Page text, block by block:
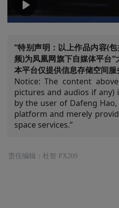
00:00
“特别声明：以上作品内容(
频)为凤凰网旗下自媒体平台“
本平台仅提供信息存储空间服
Notice: The content
pictures and audios if any)
by the user of Dafeng
platform and merely
space services.”
责任编辑：杜智 PX209